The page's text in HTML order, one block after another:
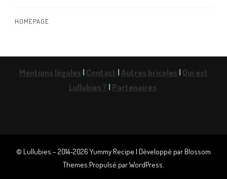
HOMEPAGE
Mentions légales |Contact |Autres bricoles |Qui est
Lullubies ? |Partenaires
© Lullubies – 2014-2026Yummy Recipe | Développé par Blossom
Themes.Propulsé parWordPress.